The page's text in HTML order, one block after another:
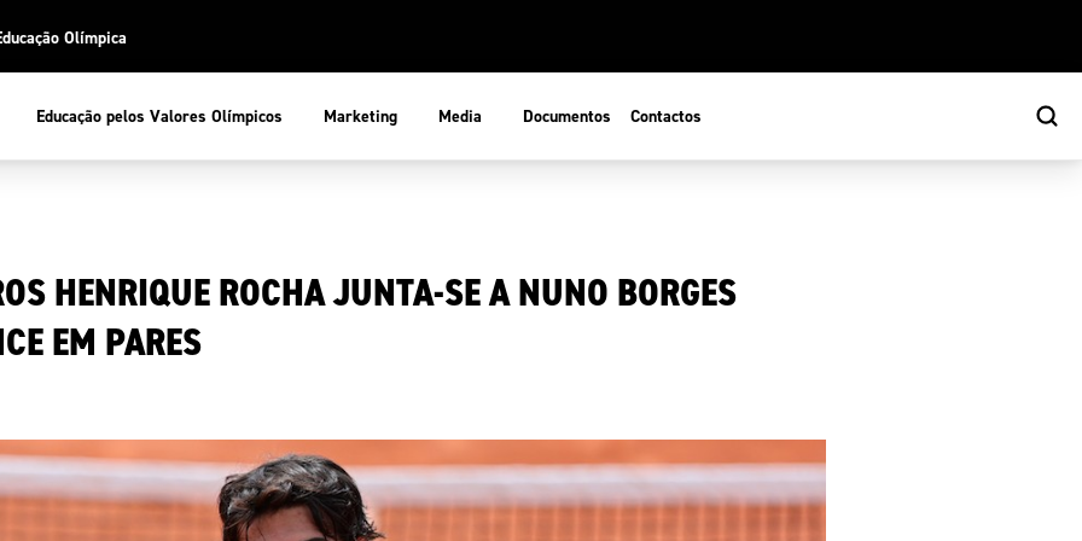
Olímpica
Educação pelos Valores Olímpicos Marketing Media Documentos Contactos
Atletas
Federações
Olímpica
HENRIQUE ROCHA JUNTA-SE A NUNO BORGES
EM PARES